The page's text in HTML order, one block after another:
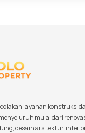
layanan konstruksi
mulai dari
desain arsitektur,